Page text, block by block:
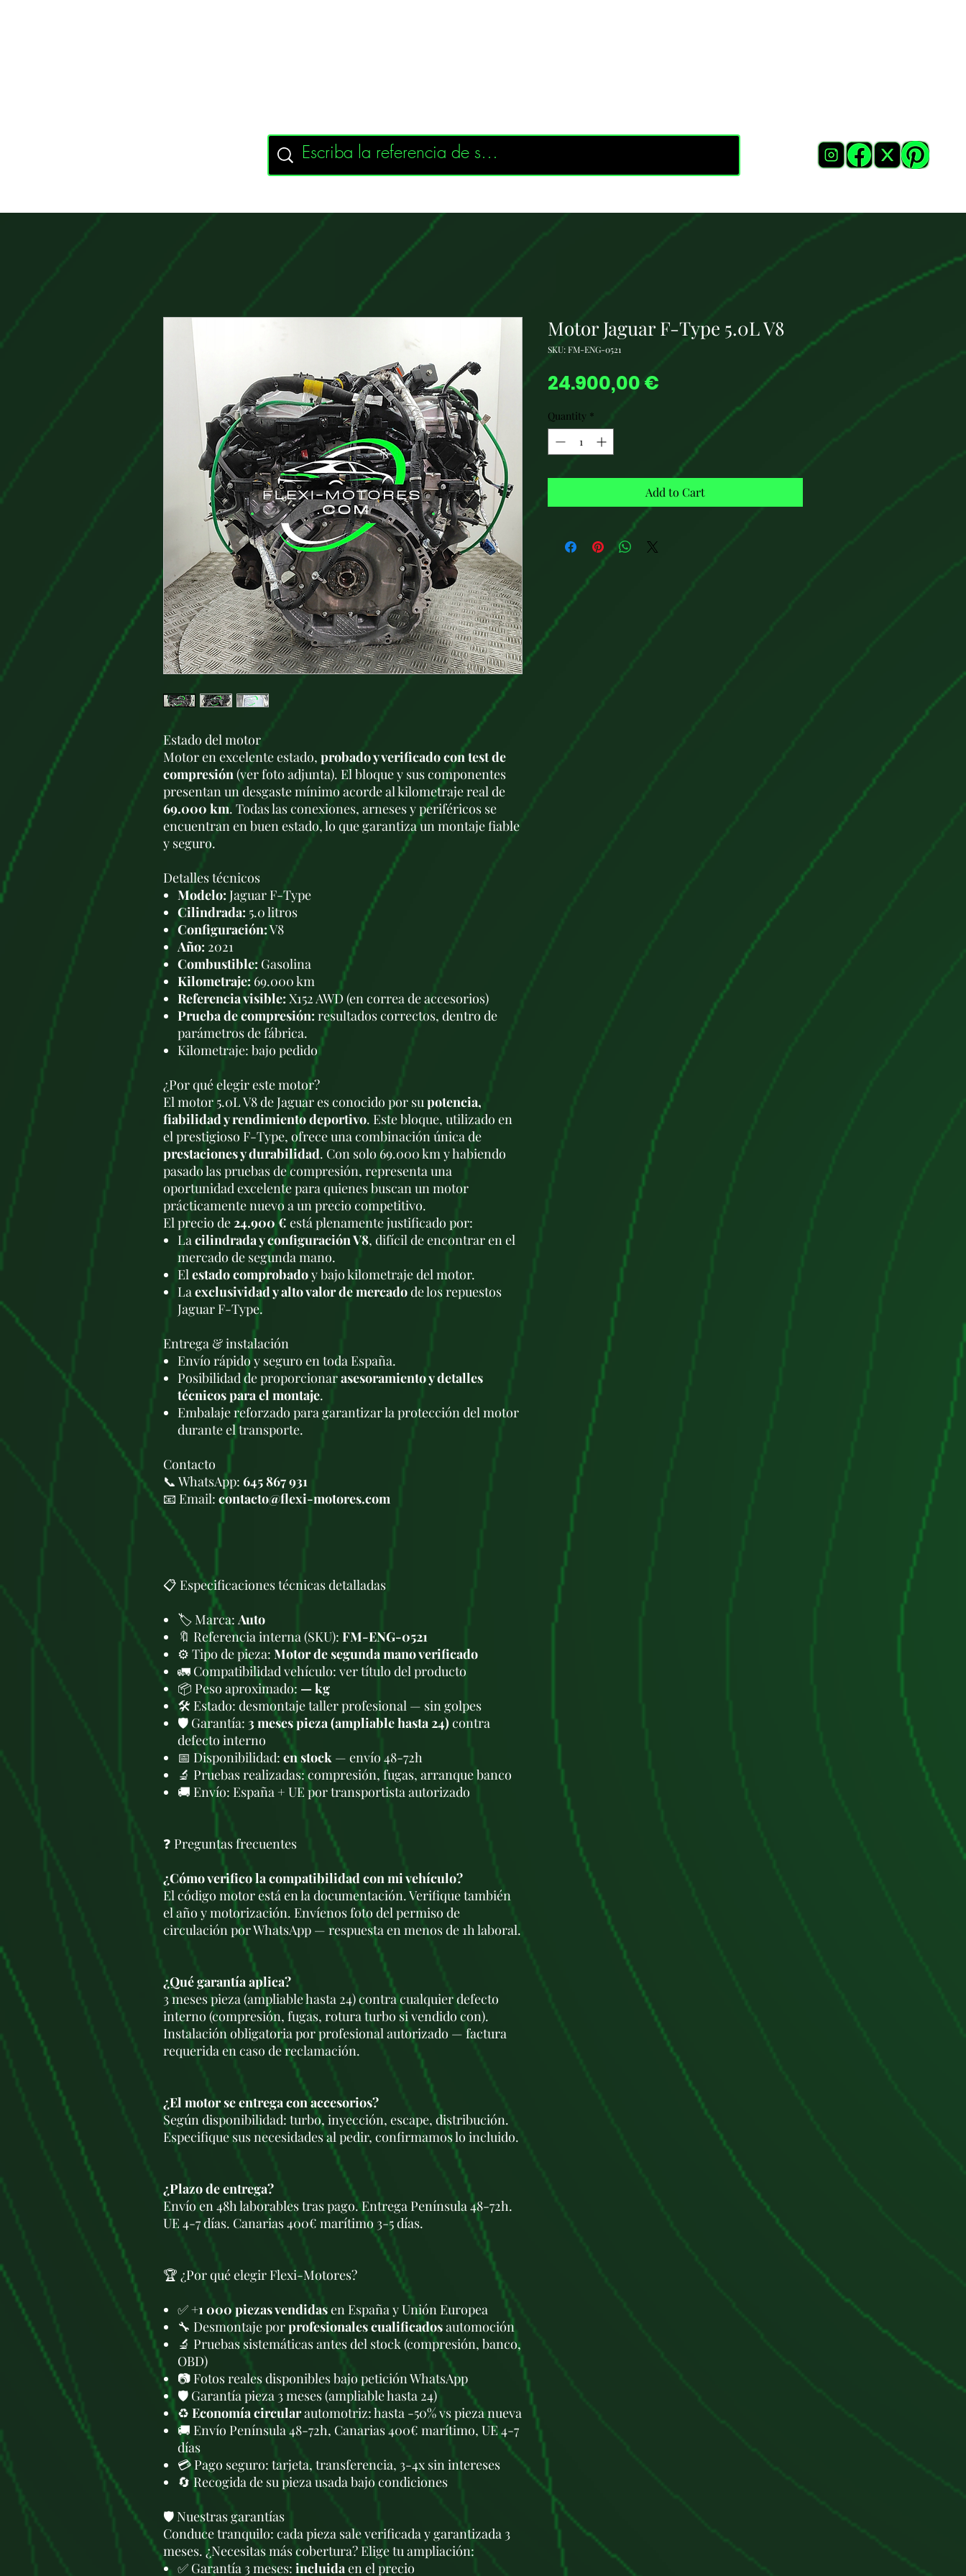
Estado del motor
Motor en excelente estado, probado y verificado con test de
compresión(ver foto adjunta). El bloque y sus componentes
presentan un desgaste mínimo acorde al kilometraje real de
69.000 km. Todas las conexiones, arneses y periféricos se
encuentran en buen estado, lo que garantiza un montaje fiable
y seguro.
Detalles técnicos
Modelo: Jaguar F-Type
Cilindrada: 5.0 litros
Configuración:V8
Año: 2021
Combustible: Gasolina
Kilometraje: 69.000 km
Referencia visible: X152 AWD (en correa de accesorios)
Prueba de compresión: resultados correctos, dentro de
parámetros de fábrica.
Kilometraje: bajo pedido
¿Por qué elegir este motor?
El motor 5.0L V8 de Jaguar es conocido por supotencia,
fiabilidad y rendimiento deportivo. Este bloque, utilizado en
el prestigioso F-Type, ofrece una combinación única de
prestaciones y durabilidad. Con solo 69.000 km y habiendo
pasado las pruebas de compresión, representa una
oportunidad excelente para quienes buscan un motor
prácticamente nuevo a un precio competitivo.
El precio de24.900 € está plenamente justificado por:
Lacilindrada y configuración V8, difícil de encontrar en el
mercado de segunda mano.
Elestado comprobadoy bajo kilometraje del motor.
Laexclusividad y alto valor de mercadode los repuestos
Jaguar F-Type.
Entrega & instalación
Envío rápido y seguro en toda España.
Posibilidad de proporcionarasesoramiento y detalles
técnicos para el montaje.
Embalaje reforzado para garantizar la protección del motor
durante el transporte.
Contacto
📞 WhatsApp: 645 867 931
📧 Email: contacto@flexi-motores.com
📋 Especificaciones técnicas detalladas
🏷️ Marca:Auto
🔖 Referencia interna (SKU): FM-ENG-0521
⚙️ Tipo de pieza: Motor de segunda mano verificado
🚛 Compatibilidad vehículo: ver título del producto
📦 Peso aproximado: — kg
🛠 Estado: desmontaje taller profesional — sin golpes
🛡️ Garantía: 3 meses pieza (ampliable hasta 24) contra
defecto interno
📅 Disponibilidad: en stock — envío 48-72h
🔬 Pruebas realizadas: compresión, fugas, arranque banco
🚚 Envío: España + UE por transportista autorizado
❓ Preguntas frecuentes
¿Cómo verifico la compatibilidad con mi vehículo?
El código motor está en la documentación. Verifique también
el año y motorización. Envíenos foto del permiso de
circulación por WhatsApp — respuesta en menos de 1h laboral.
¿Qué garantía aplica?
3 meses pieza (ampliable hasta 24) contra cualquier defecto
interno (compresión, fugas, rotura turbo si vendido con).
Instalación obligatoria por profesional autorizado — factura
requerida en caso de reclamación.
¿El motor se entrega con accesorios?
Según disponibilidad: turbo, inyección, escape, distribución.
Especifique sus necesidades al pedir, confirmamos lo incluido.
¿Plazo de entrega?
Envío en 48h laborables tras pago. Entrega Península 48-72h.
UE 4-7 días. Canarias 400€ marítimo 3-5 días.
🏆 ¿Por qué elegir Flexi-Motores?
✅+1 000 piezas vendidasen España y Unión Europea
🔧 Desmontaje porprofesionales cualificadosautomoción
🔬 Pruebas sistemáticas antes del stock (compresión, banco,
OBD)
📷 Fotos reales disponibles bajo petición WhatsApp
🛡️ Garantía pieza 3 meses (ampliable hasta 24)
♻️ Economía circularautomotriz: hasta -50% vs pieza nueva
🚚 Envío Península 48-72h, Canarias 400€ marítimo, UE 4-7
días
💳 Pago seguro: tarjeta, transferencia, 3-4x sin intereses
🔄 Recogida de su pieza usada bajo condiciones
🛡️ Nuestras garantías
Conduce tranquilo: cada pieza sale verificada y garantizada 3
meses. ¿Necesitas más cobertura? Elige tu ampliación:
✅ Garantía 3 meses: incluidaen el precio
Motor Jaguar F-Type 5.0L V8
SKU: FM-ENG-0521
24.900,00 €
Quantity *
Add to Cart